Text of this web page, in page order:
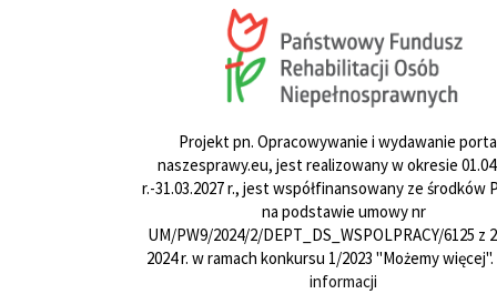
Projekt pn. Opracowywanie i wydawanie
naszesprawy.eu, jest realizowany w okresie
r.-31.03.2027 r., jest współfinansowany ze środków
na podstawie umowy nr
UM/PW9/2024/2/DEPT_DS_WSPOLPRACY/6125 z
2024 r. w ramach konkursu 1/2023 "Możemy więcej".
informacji